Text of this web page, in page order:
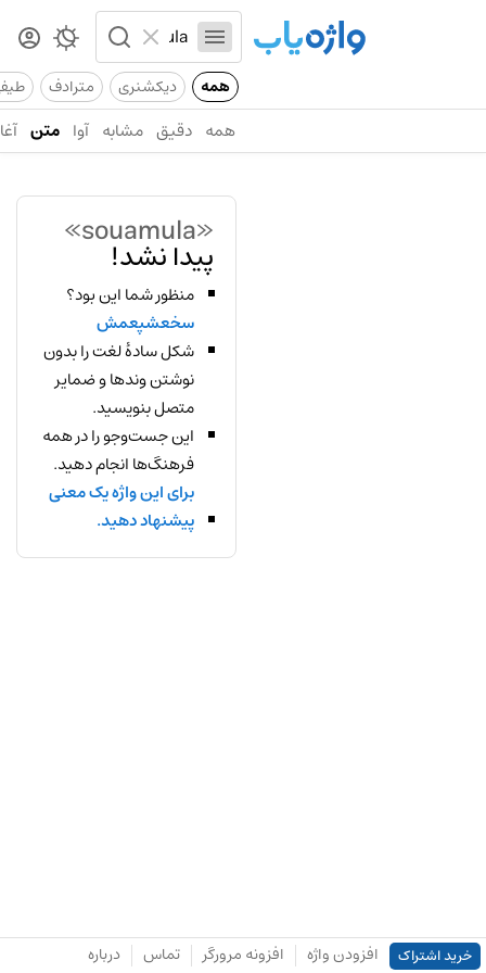
همه دیکشنری مترادف
همه دقیق مشابه آوا متن
«souamula»
پیدا نشد!
منظور شما این بود؟
سخعشپعمش
شکل سادهٔ لغت را بدون
نوشتن وندها و ضمایر
متصل بنویسید.
این جست‌وجو را در همه
فرهنگ‌ها انجام دهید.
برای این واژه یک معنی
پیشنهاد دهید.
خرید اشتراک افزودن واژه افزونه مرورگر تماس درباره